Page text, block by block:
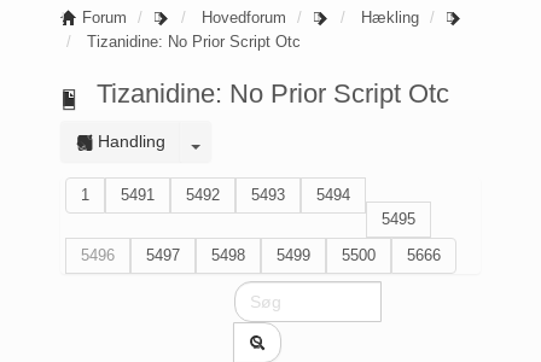
Forum Hovedforum
Hækling
Tizanidine: No Prior Script Otc
Tizanidine: No Prior Script Otc
Handling
1 5491 5492 5493
5494
5495
5496
5497 5498 5499 5500 5666